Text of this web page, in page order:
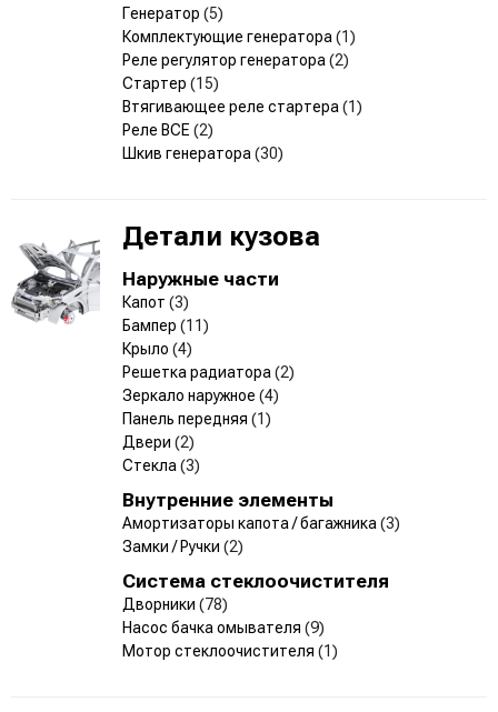
Генератор (5)
Комплектующие генератора (1)
Реле регулятор генератора (2)
Стартер (15)
Втягивающее реле стартера (1)
Реле ВСЕ (2)
Шкив генератора (30)
Детали кузова
Наружные части
Капот (3)
Бампер (11)
Крыло (4)
Решетка радиатора (2)
Зеркало наружное (4)
Панель передняя (1)
Двери (2)
Стекла (3)
Внутренние элементы
Амортизаторы капота / багажника (3)
Замки / Ручки (2)
Система стеклоочистителя
Дворники (78)
Насос бачка омывателя (9)
Мотор стеклоочистителя (1)